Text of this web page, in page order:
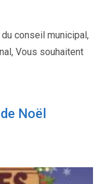
conseil municipal,
Vous souhaitent
Noël